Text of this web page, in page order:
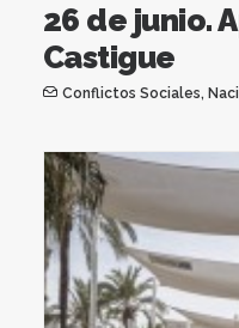
26 de junio.
Castigue
Conflictos Sociales,